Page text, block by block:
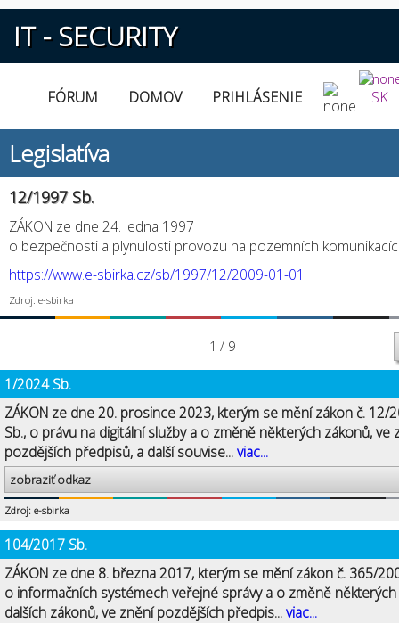
IT - SECURITY
FÓRUM DOMOV PRIHLÁSENIE SK
Legislatíva
12/1997 Sb.
ZÁKON ze dne 24. ledna 1997
o bezpečnosti a plynulosti provozu na pozemních
https://www.e-sbirka.cz/sb/1997/12/2009-01-01
Zdroj: e-sbirka
1 / 9
1/2024 Sb.
ZÁKON ze dne 20. prosince 2023, kterým se mění zákon č. 12/
Sb., o právu na digitální služby a o změně některých zákonů, ve
pozdějších předpisů, a další souvise...viac...
zobraziť odkaz
Zdroj: e-sbirka
104/2017 Sb.
ZÁKON ze dne 8. března 2017, kterým se mění zákon č. 365/
o informačních systémech veřejné správy a o změně některých
dalších zákonů, ve znění pozdějších předpis...viac...